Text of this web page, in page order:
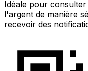
Idéale pour
l'argent de manière
recevoir des